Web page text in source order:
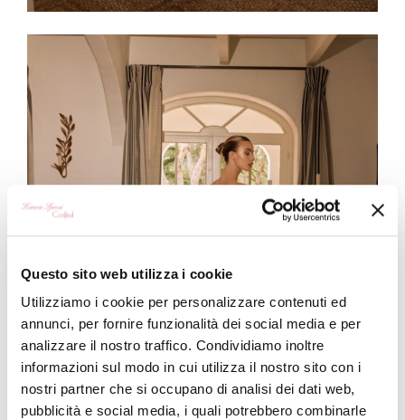
Questo sito web utilizza i cookie
Utilizziamo i cookie per personalizzare contenuti ed
annunci, per fornire funzionalità dei social media e per
analizzare il nostro traffico. Condividiamo inoltre
informazioni sul modo in cui utilizza il nostro sito con i
nostri partner che si occupano di analisi dei dati web,
pubblicità e social media, i quali potrebbero combinarle